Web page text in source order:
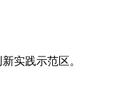
实践示范区。